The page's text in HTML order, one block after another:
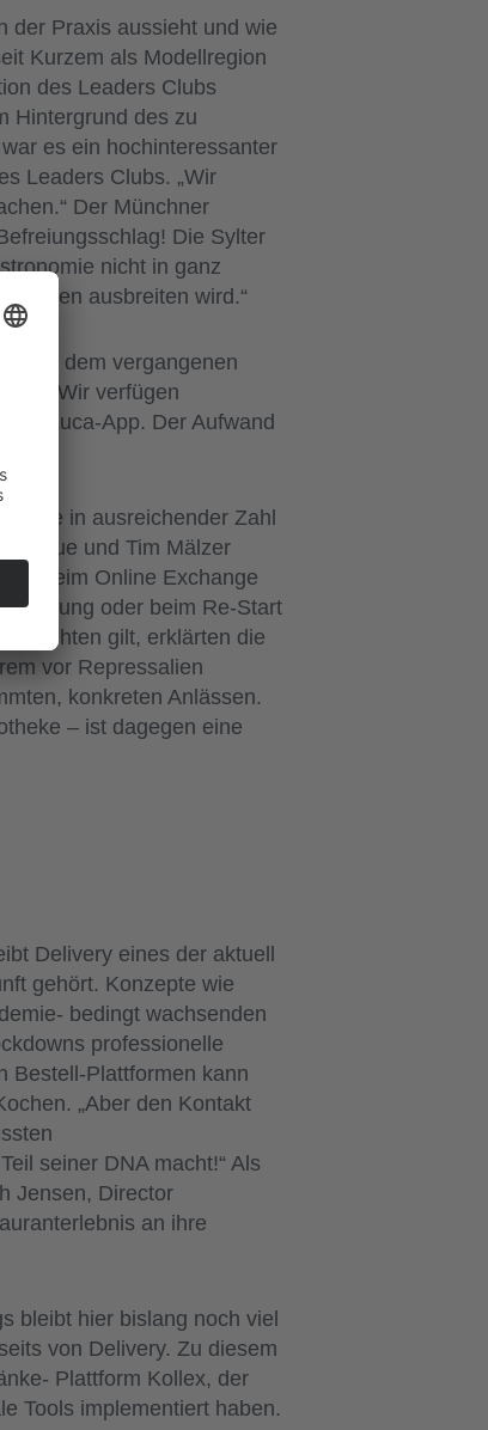
der Praxis aussieht und wie
Kurzem als Modellregion
des Leaders Clubs
Hintergrund des zu
es ein hochinteressanter
Leaders Clubs. „Wir
Der Münchner
Die Sylter
nicht in ganz
Süden ausbreiten wird.“
seit dem vergangenen
Wir verfügen
Luca-App. Der Aufwand
in ausreichender Zahl
Raue und Tim Mälzer
beim Online Exchange
oder beim Re-Start
beachten gilt, erklärten die
vor Repressalien
konkreten Anlässen.
– ist dagegen eine
Delivery eines der aktuell
gehört. Konzepte wie
bedingt wachsenden
professionelle
Bestell-Plattformen kann
„Aber den Kontakt
seiner DNA macht!“ Als
Jensen, Director
an ihre
bleibt hier bislang noch viel
von Delivery. Zu diesem
Plattform Kollex, der
Tools implementiert haben.